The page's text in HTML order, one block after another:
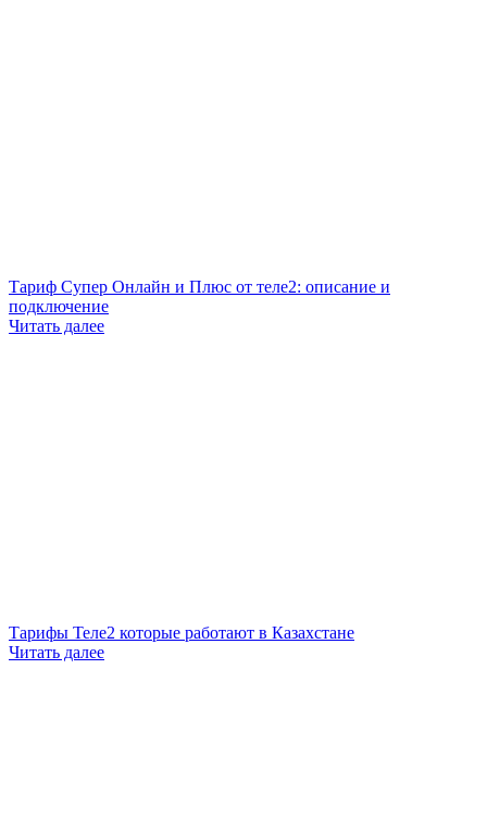
Тариф Супер Онлайн и Плюс от теле2: описание и
подключение
Читать далее
Тарифы Теле2 которые работают в Казахстане
Читать далее